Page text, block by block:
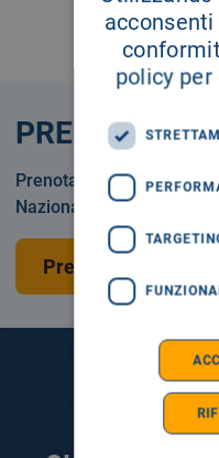
PRENOTA
Prenotare una visita o
Nazionale o privatamente.
Prenota una visita
policy